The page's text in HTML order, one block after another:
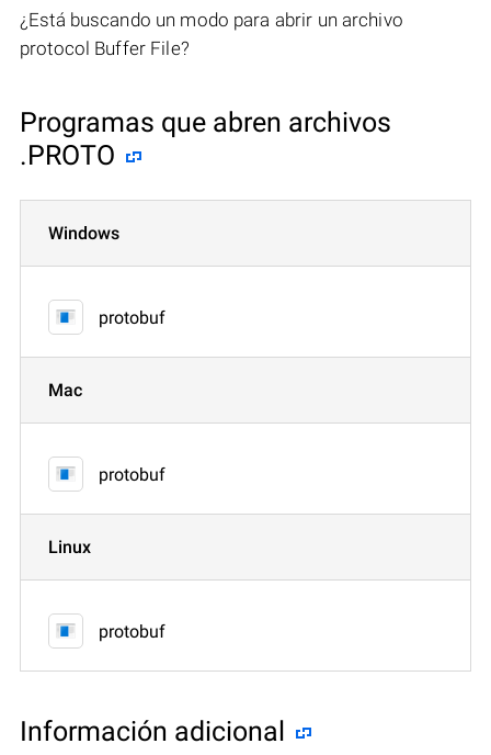
¿Está buscando un modo para abrir un archivo
protocol Buffer File?
Programas que abren archivos
.PROTO
Windows
protobuf
Mac
protobuf
Linux
protobuf
Información adicional